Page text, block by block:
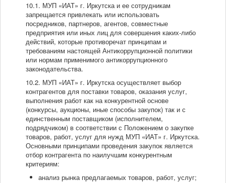
10.1. МУП «ИАТ» г. Иркутска и ее сотрудникам
запрещается привлекать или использовать
посредников, партнеров, агентов, совместные
предприятия или иных лиц для совершения каких-либо
действий, которые противоречат принципам и
требованиям настоящей Антикоррупционной политики
или нормам применимого антикоррупционного
законодательства.
10.2. МУП «ИАТ» г. Иркутска осуществляет выбор
контрагентов для поставки товаров, оказания услуг,
выполнения работ как на конкурентной основе
(конкурсы, аукционы, иные способы закупок) так и с
единственным поставщиком (исполнителем,
подрядчиком) в соответствии с Положением о закупке
товаров, работ, услуг для нужд МУП «ИАТ» г. Иркутска.
Основными принципами проведения закупок является
отбор контрагента по наилучшим конкурентным
критериям:
анализ рынка предлагаемых товаров, работ, услуг;